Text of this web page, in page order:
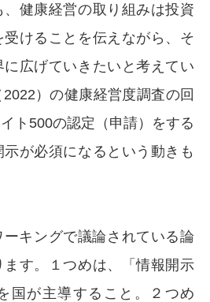
健康経営の取り組みは投資
けることを伝えながら、そ
広げていきたいと考えてい
）の健康経営度調査の回
ト500の認定（申請）をする
が必須になるという動きも
キングで議論されている論
す。１つめは、「情報開示
国が主導すること。２つめ